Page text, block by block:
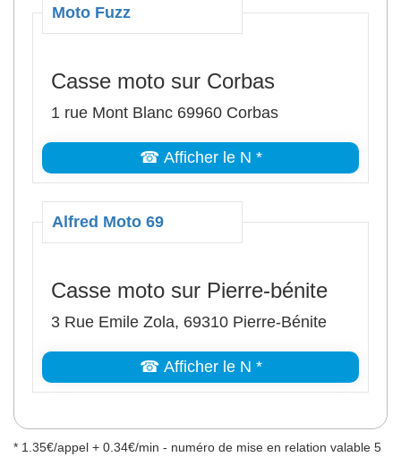
Moto Fuzz
Casse moto sur Corbas
1 rue Mont Blanc 69960 Corbas
☎ Afficher le N *
Alfred Moto 69
Casse moto sur Pierre-bénite
3 Rue Emile Zola, 69310 Pierre-Bénite
☎ Afficher le N *
* 1.35€/appel + 0.34€/min - numéro de mise en relation valable 5